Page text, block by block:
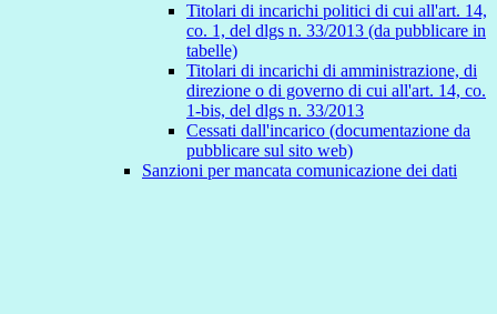
Titolari di incarichi politici di cui all'art. 14,
co. 1, del dlgs n. 33/2013 (da pubblicare in
tabelle)
Titolari di incarichi di amministrazione, di
direzione o di governo di cui all'art. 14, co.
1-bis, del dlgs n. 33/2013
Cessati dall'incarico (documentazione da
pubblicare sul sito web)
Sanzioni per mancata comunicazione dei dati